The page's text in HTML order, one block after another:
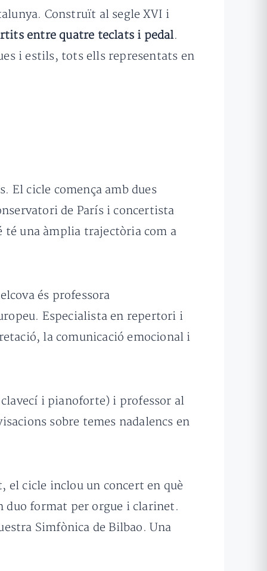
Construït al segle XVI i
entre quatre teclats i pedal.
i estils, tots ells representats en
El cicle comença amb dues
de París i concertista
té una àmplia trajectòria com a
és professora
Especialista en repertori i
la comunicació emocional i
i pianoforte) i professor al
sobre temes nadalencs en
el cicle inclou un concert en què
duo format per orgue i clarinet.
Simfònica de Bilbao. Una